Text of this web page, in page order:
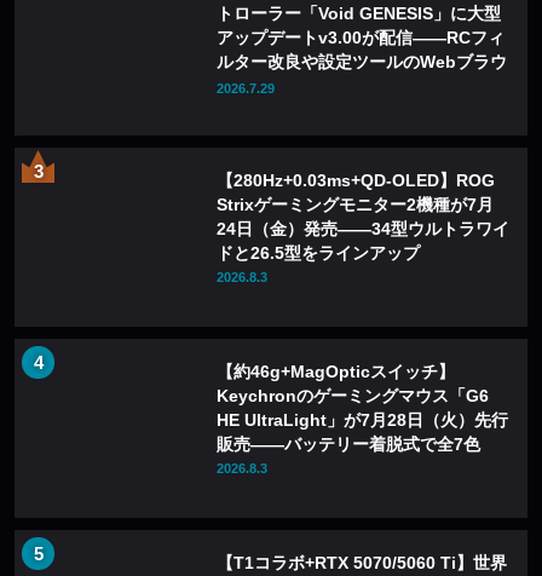
トローラー「Void GENESIS」に大型
アップデートv3.00が配信——RCフィ
ルター改良や設定ツールのWebブラウ
ザ化も
2026.7.29
【280Hz+0.03ms+QD-OLED】ROG
Strixゲーミングモニター2機種が7月
24日（金）発売——34型ウルトラワイ
ドと26.5型をラインアップ
2026.8.3
【約46g+MagOpticスイッチ】
Keychronのゲーミングマウス「G6
HE UltraLight」が7月28日（火）先行
販売——バッテリー着脱式で全7色
2026.8.3
【T1コラボ+RTX 5070/5060 Ti】世界